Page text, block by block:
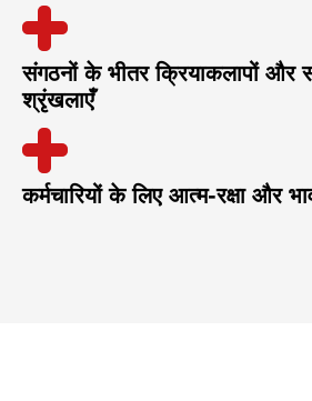
संगठनों के भीतर क्रियाकलापों और
श्रृंखलाएँ
कर्मचारियों के लिए आत्म-रक्षा और